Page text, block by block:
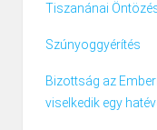
Tiszanánai
Szúnyoggyérítés
Bizottság az
viselkedik egy